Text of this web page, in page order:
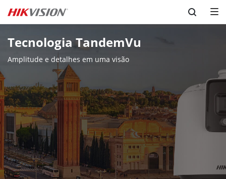
Skip to content
Tecnologia TandemVu
Amplitude e detalhes em uma visão